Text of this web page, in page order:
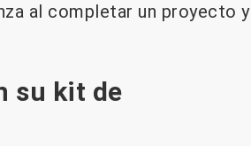
al completar un proyecto y
su kit de